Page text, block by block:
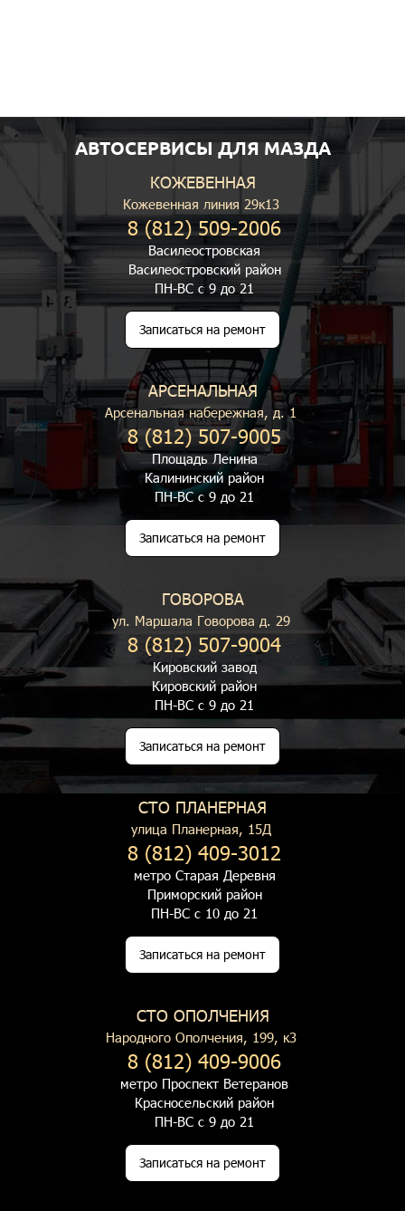
АВТОСЕРВИСЫ ДЛЯ МАЗДА
КОЖЕВЕННАЯ
Кожевенная линия 29к13
8 (812) 509-2006
Василеостровская
Василеостровский район
ПН-ВС с 9 до 21
Записаться на ремонт
АРСЕНАЛЬНАЯ
Арсенальная набережная, д. 1
8 (812) 507-9005
Площадь Ленина
Калининский район
ПН-ВС с 9 до 21
Записаться на ремонт
ГОВОРОВА
ул. Маршала Говорова д. 29
8 (812) 507-9004
Кировский завод
Кировский район
ПН-ВС с 9 до 21
Записаться на ремонт
СТО ПЛАНЕРНАЯ
улица Планерная, 15Д
8 (812) 409-3012
метро Старая Деревня
Приморский район
ПН-ВС с 10 до 21
Записаться на ремонт
СТО ОПОЛЧЕНИЯ
Народного Ополчения, 199, к3
8 (812) 409-9006
метро Проспект Ветеранов
Красносельский район
ПН-ВС с 9 до 21
Записаться на ремонт